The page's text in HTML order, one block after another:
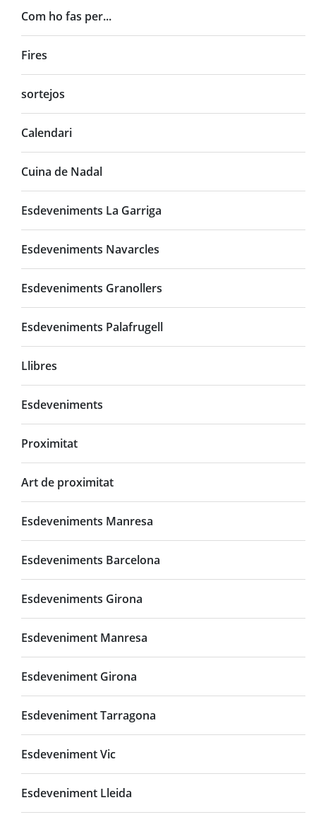
Com ho fas per...
Fires
sortejos
Calendari
Cuina de Nadal
Esdeveniments La Garriga
Esdeveniments Navarcles
Esdeveniments Granollers
Esdeveniments Palafrugell
Llibres
Esdeveniments
Proximitat
Art de proximitat
Esdeveniments Manresa
Esdeveniments Barcelona
Esdeveniments Girona
Esdeveniment Manresa
Esdeveniment Girona
Esdeveniment Tarragona
Esdeveniment Vic
Esdeveniment Lleida